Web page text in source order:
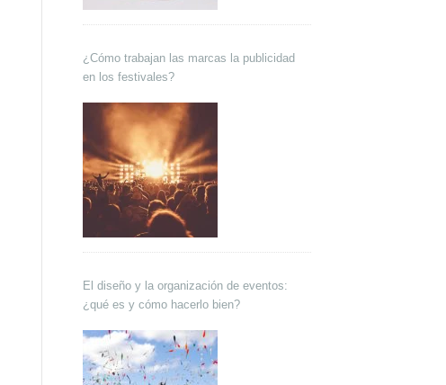
¿Cómo trabajan las marcas la publicidad
en los festivales?
El diseño y la organización de eventos:
¿qué es y cómo hacerlo bien?